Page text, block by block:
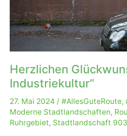
Herzlichen
Industriekultur“
27. Mai 2024 / #AllesGuteRoute,
Moderne Stadtlandschaften,
Ruhrgebiet, Stadtlandschaft 903